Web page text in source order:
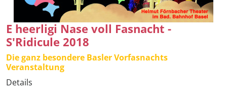
E heerligi Nase voll Fasnacht -
S'Ridicule 2018
Die ganz besondere Basler Vorfasnachts
Veranstaltung
Details